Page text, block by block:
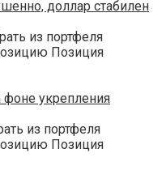
доллар стабилен
из портфеля
Позиция
фоне укрепления
из портфеля
Позиция